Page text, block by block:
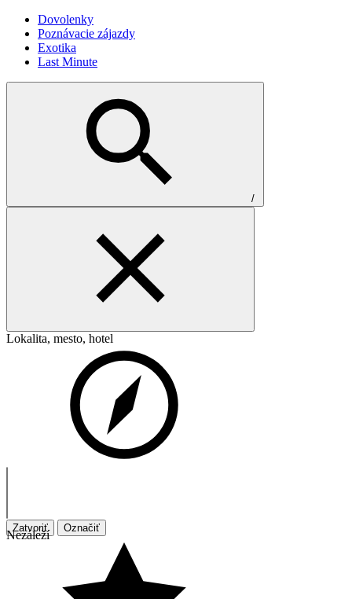
Dovolenky
Poznávacie zájazdy
Exotika
Last Minute
/
Lokalita, mesto, hotel
Zatvoriť Označiť
Nezáleží